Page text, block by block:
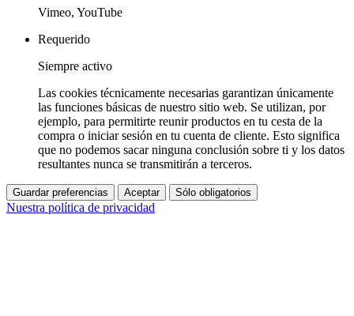
Vimeo, YouTube
Requerido
Siempre activo
Las cookies técnicamente necesarias garantizan únicamente
las funciones básicas de nuestro sitio web. Se utilizan, por
ejemplo, para permitirte reunir productos en tu cesta de la
compra o iniciar sesión en tu cuenta de cliente. Esto significa
que no podemos sacar ninguna conclusión sobre ti y los datos
resultantes nunca se transmitirán a terceros.
Guardar preferencias Aceptar Sólo obligatorios
Nuestra política de privacidad